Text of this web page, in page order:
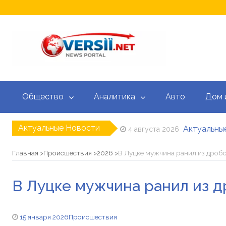
Общество Аналитика Авто Дом
Актуальные Новости 4 августа 2026
20 июля 2026 Доплата 10
5 августа 2026 Курс
Главная Происшествия 2026 В Луцке мужчина ранил из
В Луцке мужчина ранил из
15 января 2026Происшествия